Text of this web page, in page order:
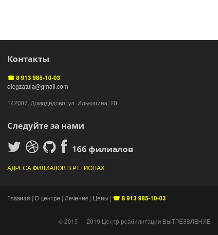
Контакты
☎ 8 913 985-10-03
olegzatula@gmail.com
142007, Домодедово, ул. Ильюшина, 20
Следуйте за нами
166 филиалов
АДРЕСА ФИЛИАЛОВ В РЕГИОНАХ
Главная | О центре | Лечение | Цены | ☎ 8 913 985-10-03
© 2015 — 2019 Центр реабилитации ВЫТРЕЗВЛЕНИЕ